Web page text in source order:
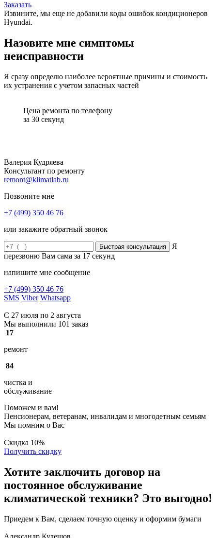
Заказать
Извините, мы еще не добавили коды ошибок кондиционеров
Hyundai.
Назовите мне симптомы
неисправности
Я сразу определю наиболее вероятные причины и стоимость
их устранения с учетом запасных частей
Цена ремонта по телефону
за 30 секунд
Валерия Кудряева
Консультант по ремонту
remont@klimatlab.ru
Позвоните мне
+7 (499) 350 46 76
или закажите обратный звонок
Я
перезвоню Вам сама за 17 секунд
напишите мне сообщение
+7 (499) 350 46 76
SMS Viber Whatsapp
С 27 июля по 2 августа
Мы выполнили 101 заказ
17
ремонт
84
чистка и
обслуживание
Поможем и вам!
Пенсионерам, ветеранам, инвалидам и многодетным семьям
Мы помним о Вас
Скидка 10%
Получить скидку
Хотите заключить договор на
постоянное обслуживание
климатической техники? Это выгодно!
Приедем к Вам, сделаем точную оценку и оформим бумаги
Александр Кулешов